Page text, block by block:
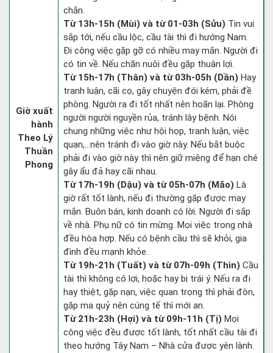
Giờ xuất
hành
Theo Lý
Thuần
Phong
chắn.
Từ 13h-15h (Mùi) và từ 01-03h (Sửu) Tin vui
sắp tới, nếu cầu lộc, cầu tài thì đi hướng Nam.
Đi công việc gặp gỡ có nhiều may mắn. Người đi
có tin về. Nếu chăn nuôi đều gặp thuận lợi.
Từ 15h-17h (Thân) và từ 03h-05h (Dần) Hay
tranh luận, cãi cọ, gây chuyện đói kém, phải đề
phòng. Người ra đi tốt nhất nên hoãn lại. Phòng
người người nguyền rủa, tránh lây bệnh. Nói
chung những việc như hội họp, tranh luận, việc
quan,…nên tránh đi vào giờ này. Nếu bắt buộc
phải đi vào giờ này thì nên giữ miệng để hạn ché
gây ẩu đả hay cãi nhau.
Từ 17h-19h (Dậu) và từ 05h-07h (Mão) Là
giờ rất tốt lành, nếu đi thường gặp được may
mắn. Buôn bán, kinh doanh có lời. Người đi sắp
về nhà. Phụ nữ có tin mừng. Mọi việc trong nhà
đều hòa hợp. Nếu có bệnh cầu thì sẽ khỏi, gia
đình đều mạnh khỏe.
Từ 19h-21h (Tuất) và từ 07h-09h (Thìn) Cầu
tài thì không có lợi, hoặc hay bị trái ý. Nếu ra đi
hay thiệt, gặp nạn, việc quan trọng thì phải đòn,
gặp ma quỷ nên cúng tế thì mới an.
Từ 21h-23h (Hợi) và từ 09h-11h (Tị) Mọi
công việc đều được tốt lành, tốt nhất cầu tài đi
theo hướng Tây Nam – Nhà cửa được yên lành.